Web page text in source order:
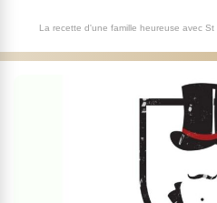
La recette d'une famille heureuse avec